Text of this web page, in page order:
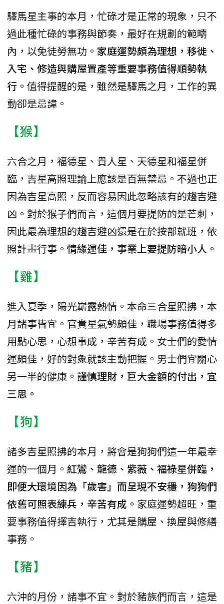
驛馬星主事的本月，忙碌才是正常的現象，只不
過此種忙碌的事務與節奏，最好在規劃的範疇
內，以免徒勞無功。 家庭運勢頗為理想，移徙、
入宅、修造與購屋置產等重要事務值得順勢執
行。 值得提醒的是，雖然是驛馬之月，工作的異
動卻是忌諱。
【猴】
六合之月，福德星、貴人星、天德星和福星併
臨，吉星高照理論上應該是百無禁忌。不過也正
因為吉星高照，反而容易因此忽略該有的趨吉避
凶。對於猴子們而言，這個月要提防的是芒刺，
因此最為理想的趨吉避凶還是在於按部就班，依
照計畫行事。 情緣運佳，事業上要提防暗小人。
【雞】
進入夏季，陽光嶄露熱情。本命三合星照拂，本
月諸事皆宜。官貴星氣勢頗佳，職場事務值得多
用點心思，心想事成，辛苦有成。女士們的愛情
運頗佳，好的對象就該主動把握。男士們宜關心
另一半的健康。 謹慎理財，巨大金額的付出，宜
三思。
【狗】
諸多吉星照拂的本月，將會是狗狗們這一年最幸
運的一個月。 紅鸞、龍德、紫薇、福祿星併臨，
即便大環境因為「歲害」而呈現不安穩，狗狗們
依舊可照表練兵，辛苦有成。 家庭運勢超旺，重
要事務值得擇吉執行，尤其是購屋、換屋與修繕
事務。
【豬】
六沖的月份，諸事不宜。對於豬族們而言，這是